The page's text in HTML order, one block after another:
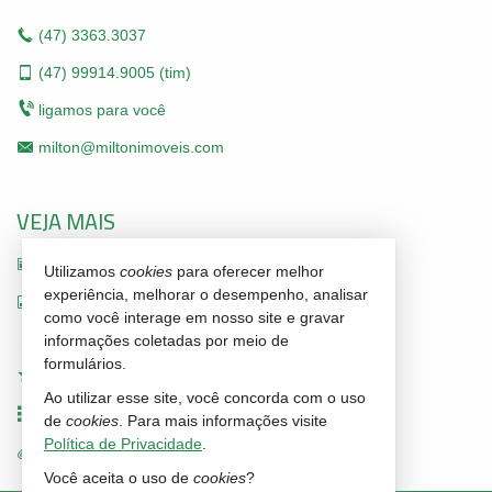
(47) 3363.3037
(47) 99914.9005 (tim)
ligamos para você
milton@miltonimoveis.com
VEJA MAIS
receba nosso newsletter
indicadores financeiros
cadastre seu imóvel
mapa de imóveis
trabalhe conosco
Utilizamos cookies para oferecer melhor
experiência, melhorar o desempenho, analisar
como você interage em nosso site e gravar
informações coletadas por meio de
formulários.
Ao utilizar esse site, você concorda com o uso
de cookies . Para mais informações visite
Política de Privacidade
Você aceita o uso de cookies?